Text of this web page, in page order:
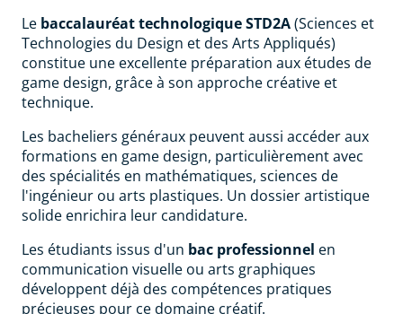
Le baccalauréat technologique STD2A(Sciences et
Technologies du Design et des Arts Appliqués)
constitue une excellente préparation aux études de
game design, grâce à son approche créative et
technique.
Les bacheliers généraux peuvent aussi accéder aux
formations en game design, particulièrement avec
des spécialités en mathématiques, sciences de
l'ingénieur ou arts plastiques. Un dossier artistique
solide enrichira leur candidature.
Les étudiants issus d'un bac professionnel en
communication visuelle ou arts graphiques
développent déjà des compétences pratiques
précieuses pour ce domaine créatif.